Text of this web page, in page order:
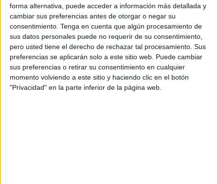
forma alternativa, puede acceder a información más detallada y
cambiar sus preferencias antes de otorgar o negar su
consentimiento. Tenga en cuenta que algún procesamiento de
sus datos personales puede no requerir de su consentimiento,
pero usted tiene el derecho de rechazar tal procesamiento. Sus
preferencias se aplicarán solo a este sitio web. Puede cambiar
sus preferencias o retirar su consentimiento en cualquier
momento volviendo a este sitio y haciendo clic en el botón
"Privacidad" en la parte inferior de la página web.